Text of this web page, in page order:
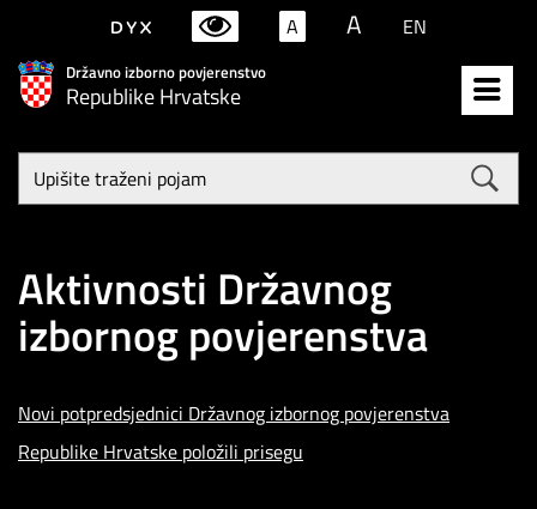
Državno izborno povjerenstvo
Republike Hrvatske
A A EN
Upišite
traženi
Aktivnosti Državnog
izbornog povjerenstva
Novi potpredsjednici Državnog izbornog povjerenstva
Republike Hrvatske položili prisegu